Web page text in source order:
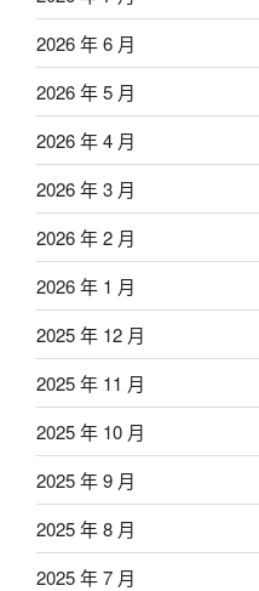
2026 年 6 月
2026 年 5 月
2026 年 4 月
2026 年 3 月
2026 年 2 月
2026 年 1 月
2025 年 12 月
2025 年 11 月
2025 年 10 月
2025 年 9 月
2025 年 8 月
2025 年 7 月